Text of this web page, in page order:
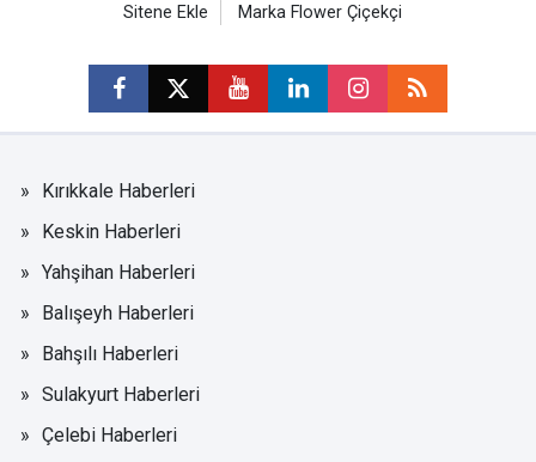
Sitene Ekle
Marka Flower Çiçekçi
Kırıkkale Haberleri
Keskin Haberleri
Yahşihan Haberleri
Balışeyh Haberleri
Bahşılı Haberleri
Sulakyurt Haberleri
Çelebi Haberleri